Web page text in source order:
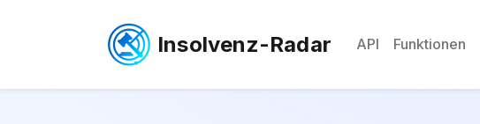
Insolvenz-Radar API Funktionen